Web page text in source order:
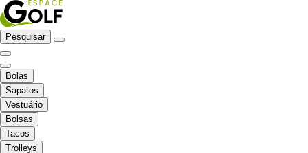
Pesquisar
Bolas
Sapatos
Vestuário
Bolsas
Tacos
Trolleys